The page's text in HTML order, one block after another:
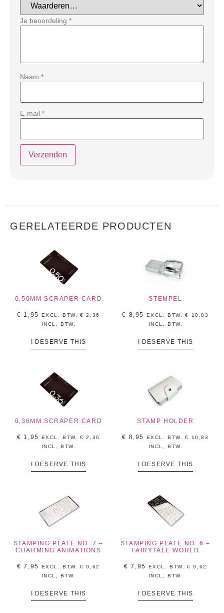
Je beoordeling *
Naam *
E-mail *
GERELATEERDE PRODUCTEN
0,50MM SCRAPER CARD
€ 1,95 EXCL. BTW.€ 2,36
INCL, BTW.
I DESERVE THIS
STEMPEL
€ 8,95 EXCL. BTW.€
10,83
INCL, BTW.
I DESERVE THIS
0,36MM SCRAPER CARD
€ 1,95 EXCL. BTW.€ 2,36
INCL, BTW.
I DESERVE THIS
STAMP HOLDER
€ 8,95 EXCL. BTW.€
10,83
INCL, BTW.
I DESERVE THIS
STAMPING PLATE NO. 7 –
CHARMING ANIMATIONS
€ 7,95 EXCL. BTW.€ 9,62
INCL, BTW.
I DESERVE THIS
STAMPING PLATE NO. 6 –
FAIRYTALE WORLD
€ 7,95 EXCL. BTW.€ 9,62
INCL, BTW.
I DESERVE THIS